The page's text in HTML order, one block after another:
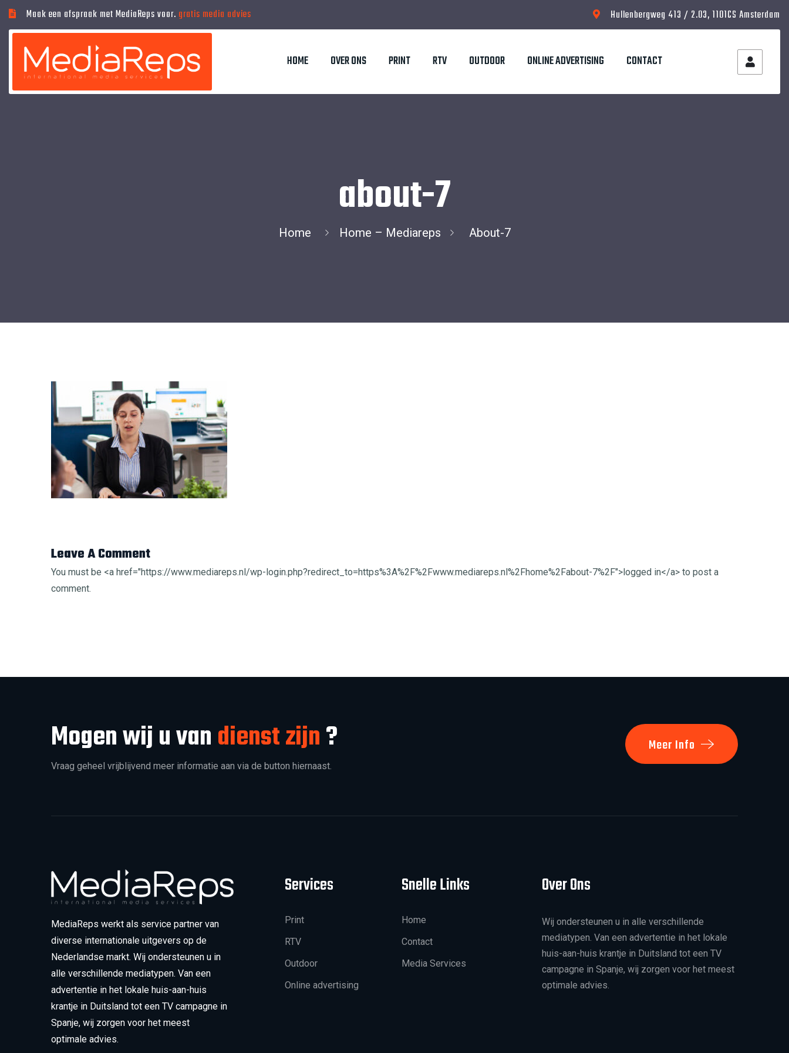
Maak een afspraak met MediaReps voor. gratis media advies Hullenbergweg 413 / 2.03, 1101CS Amsterdam
HOME OVER ONS PRINT RTV OUTDOOR ONLINE ADVERTISING CONTACT
about-7
Home Home – Mediareps About-7
Leave A Comment
You must be <a href="https://www.mediareps.nl/wp-login.php?redirect_to=https%3A%2F%2Fwww.mediareps.nl%2Fhome%2Fabout-7%2F">logged in</a> to post a
comment.
Mogen wij u vandienst zijn?
Vraag geheel vrijblijvend meer informatie aan via de button hiernaast.
Meer Info
MediaReps werkt als service partner van
diverse internationale uitgevers op de
Nederlandse markt. Wij ondersteunen u in
alle verschillende mediatypen. Van een
advertentie in het lokale huis-aan-huis
krantje in Duitsland tot een TV campagne in
Spanje, wij zorgen voor het meest
optimale advies.
Services
Print
RTV
Outdoor
Online advertising
Snelle Links
Home
Contact
Media Services
Over Ons
Wij ondersteunen u in alle verschillende
mediatypen. Van een advertentie in het lokale
huis-aan-huis krantje in Duitsland tot een TV
campagne in Spanje, wij zorgen voor het meest
optimale advies.